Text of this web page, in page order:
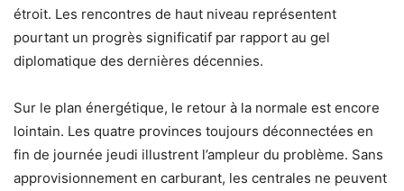
étroit. Les rencontres de haut niveau représentent
pourtant un progrès significatif par rapport au gel
diplomatique des dernières décennies.
Sur le plan énergétique, le retour à la normale est encore
lointain. Les quatre provinces toujours déconnectées en
fin de journée jeudi illustrent l’ampleur du problème. Sans
approvisionnement en carburant, les centrales ne peuvent